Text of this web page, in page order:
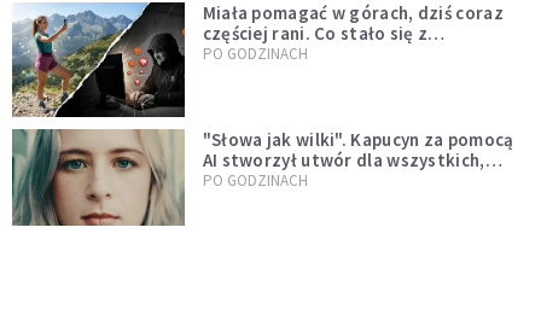
Miała pomagać w górach, dziś coraz
częściej rani. Co stało się z
Tatromaniakami?
PO GODZINACH
"Słowa jak wilki". Kapucyn za pomocą
AI stworzył utwór dla wszystkich,
którzy doświadczają hejtu
PO GODZINACH